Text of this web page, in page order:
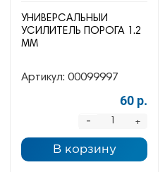
УНИВЕРСАЛЬНЫЙ
УСИЛИТЕЛЬ ПОРОГА 1.2
ММ
Артикул: 00099997
60 р.
+
-
В корзину